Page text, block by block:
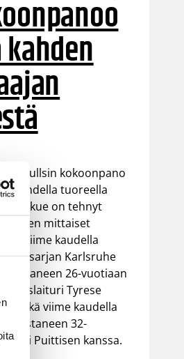
Seagullsin kokoonpano
kahdella tuoreella
Joukkue on tehnyt
kauden mittaiset
viime kaudella
ProA-sarjan Karlsruhe
edustaneen 26-vuotiaan
Tyrese
sekä viime kaudella
edustaneen 32-
Timi Puittisen kanssa.